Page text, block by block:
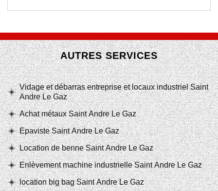
AUTRES SERVICES
Vidage et débarras entreprise et locaux industriel Saint
Andre Le Gaz
Achat métaux Saint Andre Le Gaz
Epaviste Saint Andre Le Gaz
Location de benne Saint Andre Le Gaz
Enlèvement machine industrielle Saint Andre Le Gaz
location big bag Saint Andre Le Gaz